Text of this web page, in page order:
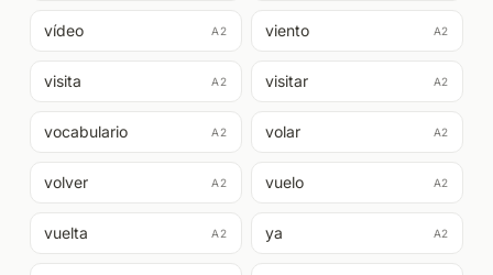
vídeo A2 viento A2
visita A2 visitar A2
vocabulario A2 volar A2
volver A2 vuelo A2
vuelta A2 ya A2